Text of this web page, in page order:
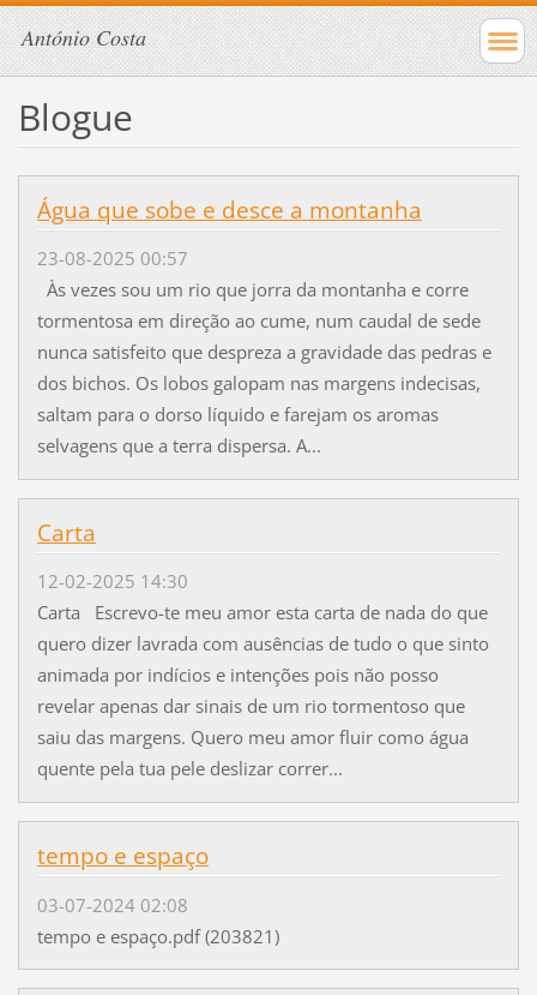
António Costa
Blogue
Água que sobe e desce a montanha
23-08-2025 00:57
Às vezes sou um rio que jorra da montanha e corre
tormentosa em direção ao cume, num caudal de sede
nunca satisfeito que despreza a gravidade das pedras e
dos bichos. Os lobos galopam nas margens indecisas,
saltam para o dorso líquido e farejam os aromas
selvagens que a terra dispersa. A...
Carta
12-02-2025 14:30
Carta Escrevo-te meu amor esta carta de nada do que
quero dizer lavrada com ausências de tudo o que sinto
animada por indícios e intenções pois não posso
revelar apenas dar sinais de um rio tormentoso que
saiu das margens. Quero meu amor fluir como água
quente pela tua pele deslizar correr...
tempo e espaço
03-07-2024 02:08
tempo e espaço.pdf (203821)